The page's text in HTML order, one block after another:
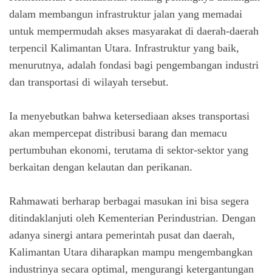
dalam membangun infrastruktur jalan yang memadai
untuk mempermudah akses masyarakat di daerah-daerah
terpencil Kalimantan Utara. Infrastruktur yang baik,
menurutnya, adalah fondasi bagi pengembangan industri
dan transportasi di wilayah tersebut.
Ia menyebutkan bahwa ketersediaan akses transportasi
akan mempercepat distribusi barang dan memacu
pertumbuhan ekonomi, terutama di sektor-sektor yang
berkaitan dengan kelautan dan perikanan.
Rahmawati berharap berbagai masukan ini bisa segera
ditindaklanjuti oleh Kementerian Perindustrian. Dengan
adanya sinergi antara pemerintah pusat dan daerah,
Kalimantan Utara diharapkan mampu mengembangkan
industrinya secara optimal, mengurangi ketergantungan